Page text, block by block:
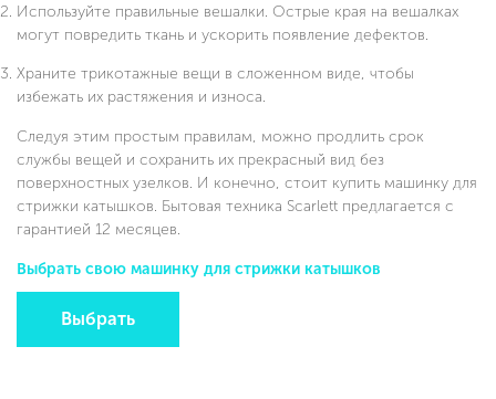
Используйте правильные вешалки. Острые края на вешалках
могут повредить ткань и ускорить появление дефектов.
Храните трикотажные вещи в сложенном виде, чтобы
избежать их растяжения и износа.
Следуя этим простым правилам, можно продлить срок
службы вещей и сохранить их прекрасный вид без
поверхностных узелков. И конечно, стоит купить машинку для
стрижки катышков. Бытовая техника Scarlett предлагается с
гарантией 12 месяцев.
Выбрать свою машинку для стрижки катышков
Выбрать